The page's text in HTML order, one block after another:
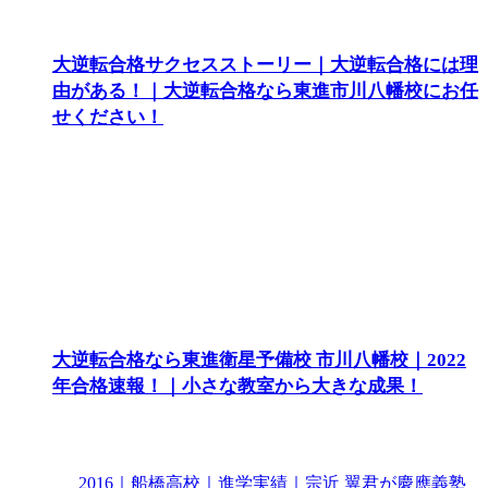
大逆転合格サクセスストーリー｜大逆転合格には理
由がある！｜大逆転合格なら東進市川八幡校にお任
せください！
大逆転合格なら東進衛星予備校 市川八幡校｜2022
年合格速報！｜小さな教室から大きな成果！
2016｜船橋高校｜進学実績｜宗近 翼君が慶應義塾